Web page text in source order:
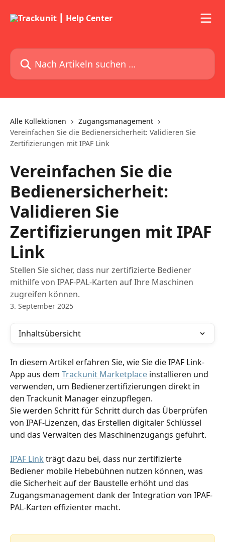
Nach Artikeln suchen …
Alle Kollektionen
Zugangsmanagement
Vereinfachen Sie die Bedienersicherheit: Validieren Sie
Zertifizierungen mit IPAF Link
Vereinfachen Sie die
Bedienersicherheit:
Validieren Sie
Zertifizierungen mit IPAF
Link
Stellen Sie sicher, dass nur zertifizierte Bediener
mithilfe von IPAF-PAL-Karten auf Ihre Maschinen
zugreifen können.
3. September 2025
Inhaltsübersicht
In diesem Artikel erfahren Sie, wie Sie die IPAF Link-
App aus dem Trackunit Marketplace installieren und
verwenden, um Bedienerzertifizierungen direkt in
den Trackunit Manager einzupflegen.
Sie werden Schritt für Schritt durch das Überprüfen
von IPAF-Lizenzen, das Erstellen digitaler Schlüssel
und das Verwalten des Maschinenzugangs geführt.
IPAF Link trägt dazu bei, dass nur zertifizierte
Bediener mobile Hebebühnen nutzen können, was
die Sicherheit auf der Baustelle erhöht und das
Zugangsmanagement dank der Integration von IPAF-
PAL-Karten effizienter macht.